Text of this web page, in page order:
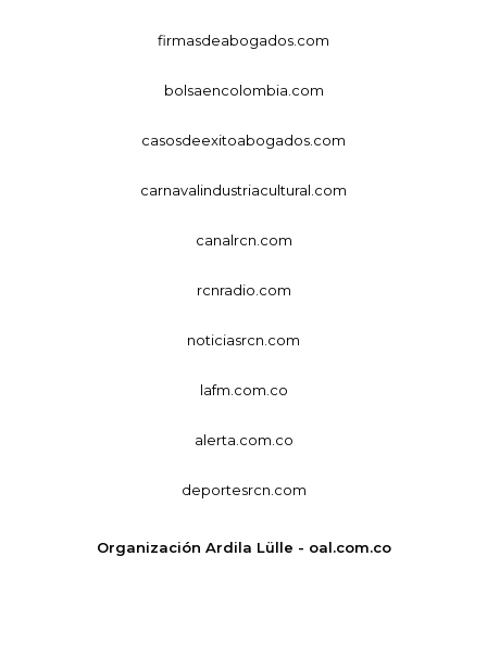
firmasdeabogados.com
bolsaencolombia.com
casosdeexitoabogados.com
carnavalindustriacultural.com
canalrcn.com
rcnradio.com
noticiasrcn.com
lafm.com.co
alerta.com.co
deportesrcn.com
Organización Ardila Lülle - oal.com.co